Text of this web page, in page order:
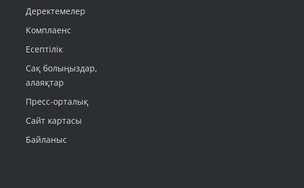
Деректемелер
Комплаенс
Есептілік
Сақ болыңыздар,
алаяқтар
Пресс-орталық
Сайт картасы
Байланыс